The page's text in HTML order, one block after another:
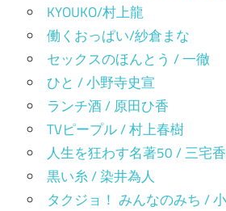
KYOUKO/村上龍
働くおっぱい/紗倉まな
セックスのほんとう / 一徹
ひと / 小野寺史宣
ランチ酒 / 原田ひ香
TVピープル / 村上春樹
人生を狂わす名著50 / 三宅
黒い糸 / 染井為人
タクジョ！ みんなのみち /